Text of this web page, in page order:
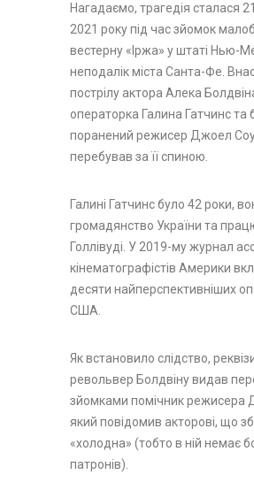
Нагадаємо, трагедія сталася
2021 року під час зйомок
вестерну «Іржа» у штаті Нью-
неподалік міста Санта-Фе.
пострілу актора Алека
операторка Галина Гатчинс та
поранений режисер Джоел
перебував за її спиною.
Галині Гатчинс було 42 роки,
громадянство України та
Голлівуді. У 2019-му журнал
кінематографістів Америки
десяти найперспективніших
США.
Як встановило слідство,
револьвер Болдвіну видав
зйомками помічник режисера
який повідомив акторові, що
«холодна» (тобто в ній немає
патронів).